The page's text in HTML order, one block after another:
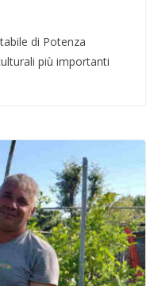
di Potenza
più importanti